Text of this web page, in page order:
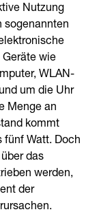
Nutzung
sogenannten
wie
WLAN-
um die Uhr
Menge an
kommt
fünf Watt. Doch
das
werden,
der